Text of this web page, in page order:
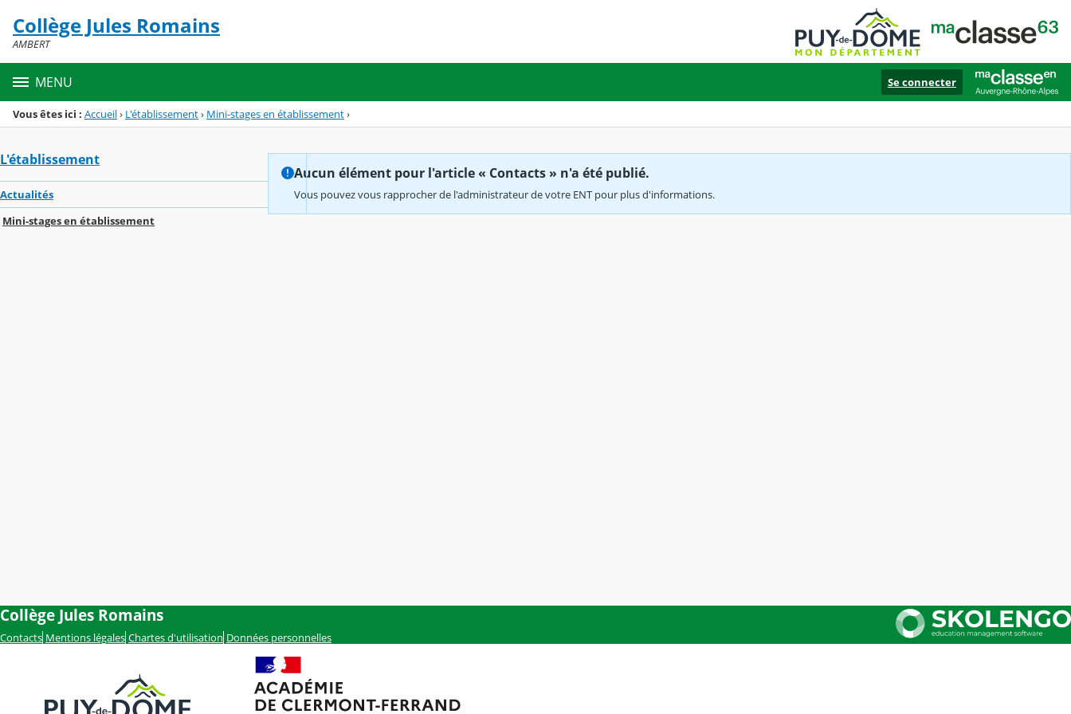
Menu de la rubrique
Contenu
Collège Jules Romains
AMBERT
MENU Se connecter
Vous êtes ici : Accueil› L'établissement› Mini-stages en établissement›
L'établissement
Actualités
Mini-stages en établissement
Aucun élément pour l'article « Contacts » n'a été publié.
Vous pouvez vous rapprocher de l'administrateur de votre ENT pour plus d'informations.
Collège Jules Romains
Contacts Mentions légales Chartes d'utilisation Données personnelles